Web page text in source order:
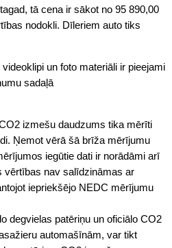
tā cena ir sākot no 95 890,00
nodokli. Dīleriem auto tiks
un foto materiāli ir pieejami
sadaļā
izmešu daudzums tika mērīti
Ņemot vērā šā brīža mērījumu
iegūtie dati ir norādāmi arī
vērtības nav salīdzināmas ar
iepriekšējo NEDC mērījumu
degvielas patēriņu un oficiālo CO2
automašīnām, var tikt